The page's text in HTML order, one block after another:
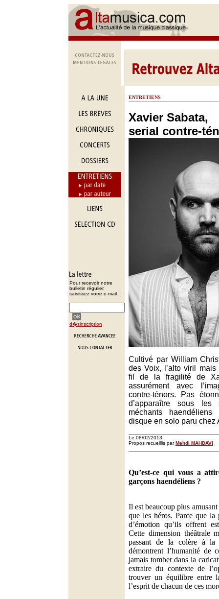
Pour recevoir notre
bulletin régulier,
saisissez votre e-mail :
d�sinscription
ENTRETIENS
Xavier Sabata,
serial contre-
Cultivé par William
des Voix, l’alto viril
fil de la fragilité de
assurément avec
contre-ténors. Pas
d’apparaître sous les
méchants
disque en solo paru chez
Le 08/02/2013
Propos recueillis parMehdi MAHDAVI
Qu’est-ce qui vous a
garçons haendéliens ?
Il est beaucoup plus
que les héros. Parce que la
d’émotion qu’ils offrent
Cette dimension théâtrale
passant de la colère à la
démontrent l’humanité de
jamais tomber dans la
extraire du contexte de
trouver un équilibre entre
l’esprit de chacun de ces